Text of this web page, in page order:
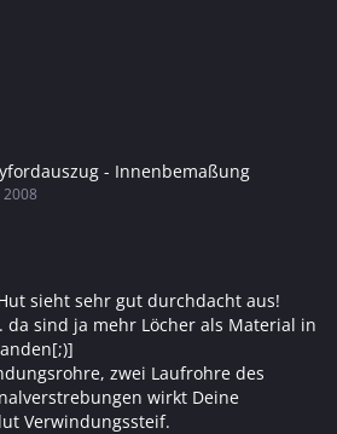
- Innenbemaßung
2008
sieht sehr gut durchdacht aus!
da sind ja mehr Löcher als Material in
zwei Laufrohre des
wirkt Deine
Verwindungssteif.